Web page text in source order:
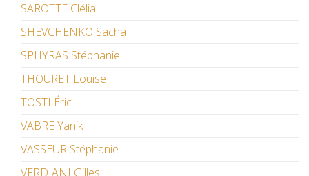
SAROTTE Clélia
SHEVCHENKO Sacha
SPHYRAS Stéphanie
THOURET Louise
TOSTI Éric
VABRE Yanik
VASSEUR Stéphanie
VERDIANI Gilles